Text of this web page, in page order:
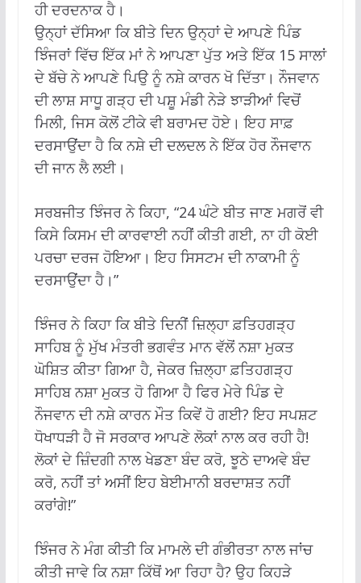
ਹੀ ਦਰਦਨਾਕ ਹੈ।
ਉਨ੍ਹਾਂ ਦੱਸਿਆ ਕਿ ਬੀਤੇ ਦਿਨ ਉਨ੍ਹਾਂ ਦੇ ਆਪਣੇ ਪਿੰਡ
ਝਿੰਜਰਾਂ ਵਿੱਚ ਇੱਕ ਮਾਂ ਨੇ ਆਪਣਾ ਪੁੱਤ ਅਤੇ ਇੱਕ 15 ਸਾਲਾਂ
ਦੇ ਬੱਚੇ ਨੇ ਆਪਣੇ ਪਿਉ ਨੂੰ ਨਸ਼ੇ ਕਾਰਨ ਖੋ ਦਿੱਤਾ। ਨੌਜਵਾਨ
ਦੀ ਲਾਸ਼ ਸਾਧੂ ਗੜ੍ਹ ਦੀ ਪਸ਼ੂ ਮੰਡੀ ਨੇੜੇ ਝਾੜੀਆਂ ਵਿਚੋਂ
ਮਿਲੀ, ਜਿਸ ਕੋਲੋਂ ਟੀਕੇ ਵੀ ਬਰਾਮਦ ਹੋਏ। ਇਹ ਸਾਫ਼
ਦਰਸਾਉਂਦਾ ਹੈ ਕਿ ਨਸ਼ੇ ਦੀ ਦਲਦਲ ਨੇ ਇੱਕ ਹੋਰ ਨੌਜਵਾਨ
ਦੀ ਜਾਨ ਲੈ ਲਈ।
ਸਰਬਜੀਤ ਝਿੰਜਰ ਨੇ ਕਿਹਾ, “24 ਘੰਟੇ ਬੀਤ ਜਾਣ ਮਗਰੋਂ ਵੀ
ਕਿਸੇ ਕਿਸਮ ਦੀ ਕਾਰਵਾਈ ਨਹੀਂ ਕੀਤੀ ਗਈ, ਨਾ ਹੀ ਕੋਈ
ਪਰਚਾ ਦਰਜ ਹੋਇਆ। ਇਹ ਸਿਸਟਮ ਦੀ ਨਾਕਾਮੀ ਨੂੰ
ਦਰਸਾਉਂਦਾ ਹੈ।”
ਝਿੰਜਰ ਨੇ ਕਿਹਾ ਕਿ ਬੀਤੇ ਦਿਨੀਂ ਜ਼ਿਲ੍ਹਾ ਫ਼ਤਿਹਗੜ੍ਹ
ਸਾਹਿਬ ਨੂੰ ਮੁੱਖ ਮੰਤਰੀ ਭਗਵੰਤ ਮਾਨ ਵੱਲੋਂ ਨਸ਼ਾ ਮੁਕਤ
ਘੋਸ਼ਿਤ ਕੀਤਾ ਗਿਆ ਹੈ, ਜੇਕਰ ਜ਼ਿਲ੍ਹਾ ਫ਼ਤਿਹਗੜ੍ਹ
ਸਾਹਿਬ ਨਸ਼ਾ ਮੁਕਤ ਹੋ ਗਿਆ ਹੈ ਫਿਰ ਮੇਰੇ ਪਿੰਡ ਦੇ
ਨੌਜਵਾਨ ਦੀ ਨਸ਼ੇ ਕਾਰਨ ਮੌਤ ਕਿਵੇਂ ਹੋ ਗਈ? ਇਹ ਸਪਸ਼ਟ
ਧੋਖਾਧੜੀ ਹੈ ਜੋ ਸਰਕਾਰ ਆਪਣੇ ਲੋਕਾਂ ਨਾਲ ਕਰ ਰਹੀ ਹੈ!
ਲੋਕਾਂ ਦੇ ਜ਼ਿੰਦਗੀ ਨਾਲ ਖੇਡਣਾ ਬੰਦ ਕਰੋ, ਝੂਠੇ ਦਾਅਵੇ ਬੰਦ
ਕਰੋ, ਨਹੀਂ ਤਾਂ ਅਸੀਂ ਇਹ ਬੇਈਮਾਨੀ ਬਰਦਾਸ਼ਤ ਨਹੀਂ
ਕਰਾਂਗੇ!”
ਝਿੰਜਰ ਨੇ ਮੰਗ ਕੀਤੀ ਕਿ ਮਾਮਲੇ ਦੀ ਗੰਭੀਰਤਾ ਨਾਲ ਜਾਂਚ
ਕੀਤੀ ਜਾਵੇ ਕਿ ਨਸ਼ਾ ਕਿੱਥੋਂ ਆ ਰਿਹਾ ਹੈ? ਉਹ ਕਿਹੜੇ